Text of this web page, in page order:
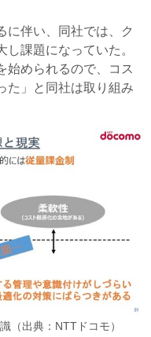
伴い、同社では、ク
課題になっていた。
始められるので、コス
た」と同社は取り組み
（出典：NTTドコモ）